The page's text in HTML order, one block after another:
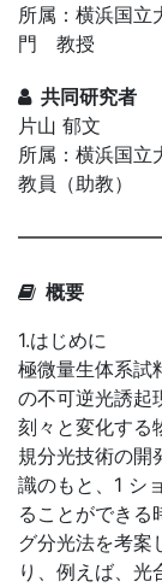
所属：横浜国立
門 教授
共同研究者
片山 郁文
所属：横浜国
教員（助教）
概要
1.はじめに
極微量生体系試
の不可逆光誘起
刻々と変化する
規分光技術の開
識のもと、1 シ
ることができ
グ分光法を考案
り、例えば、光